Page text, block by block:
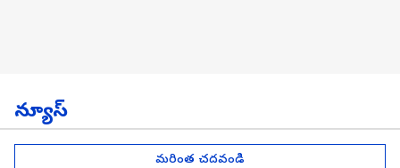
న్యూస్
మరింత చదవండి